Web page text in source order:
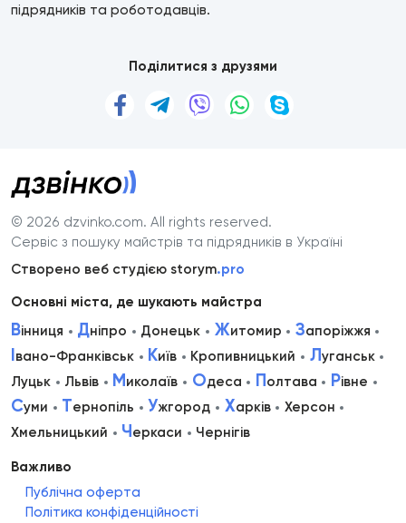
підрядників та роботодавців.
Поділитися з друзями
© 2026 dzvinko.com. All rights reserved.
Сервіс з пошуку майстрів та підрядників в Україні
Створено веб студією storym.pro
Основні міста, де шукають майстра
Вінниця Дніпро Донецьк Житомир Запоріжжя
Івано-Франківськ Київ Кропивницький Луганськ
Луцьк
Львів Миколаїв Одеса Полтава Рівне
Суми Тернопіль Ужгород Харків
Херсон
Хмельницький
Черкаси Чернігів
Важливо
Публічна оферта
Політика конфіденційності